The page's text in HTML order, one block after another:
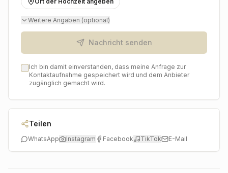
Highlight macht, das euch und euren Gästen noch
lange in Erinnerung bleiben wird. Lasst den wichtigsten
eure Liebe zum Klingen bringt.
Weitere Angaben (optional)
Nachricht senden
Ich bin damit einverstanden, dass meine Anfrage zur
Kontaktaufnahme gespeichert wird und dem Anbieter
zugänglich gemacht wird.
Teilen
WhatsApp Instagram Facebook TikTok E-Mail